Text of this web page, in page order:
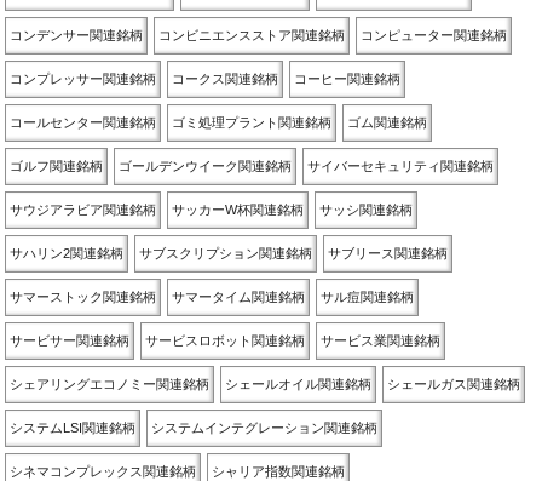
コンデンサー関連銘柄 コンビニエンスストア関連銘柄 コンピューター関連銘柄
コンプレッサー関連銘柄 コークス関連銘柄 コーヒー関連銘柄
コールセンター関連銘柄 ゴミ処理プラント関連銘柄 ゴム関連銘柄
ゴルフ関連銘柄 ゴールデンウイーク関連銘柄 サイバーセキュリティ関連銘柄
サウジアラビア関連銘柄 サッカーW杯関連銘柄 サッシ関連銘柄
サハリン2関連銘柄 サブスクリプション関連銘柄 サブリース関連銘柄
サマーストック関連銘柄 サマータイム関連銘柄 サル痘関連銘柄
サービサー関連銘柄 サービスロボット関連銘柄 サービス業関連銘柄
シェアリングエコノミー関連銘柄 シェールオイル関連銘柄 シェールガス関連銘柄
システムLSI関連銘柄 システムインテグレーション関連銘柄
シネマコンプレックス関連銘柄 シャリア指数関連銘柄